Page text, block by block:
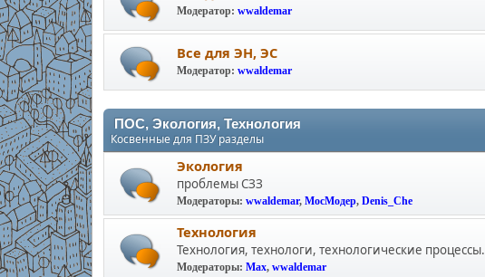
Модератор: wwaldemar
Все для ЭН, ЭС
Модератор: wwaldemar
ПОС, Экология, Технология
Косвенные для ПЗУ разделы
Экология
проблемы СЗЗ
Модераторы: wwaldemar, МосМодер, Denis_Che
Технология
Технология, технологи, технологические процессы.
Модераторы: Max, wwaldemar